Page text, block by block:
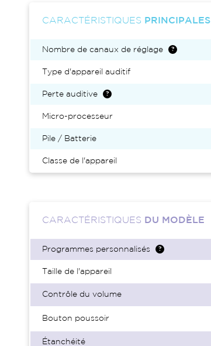
CARACTÉRISTIQUES PRINCIPALES
Nombre de canaux de réglage
Type d'appareil auditif
Perte auditive
Micro-processeur
Pile / Batterie
Classe de l'appareil
CARACTÉRISTIQUES DU MODÈLE
Programmes personnalisés
Taille de l'appareil
Contrôle du volume
Bouton poussoir
Étanchéité